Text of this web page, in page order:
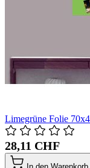
Limegrüne Folie
28,11 CHF